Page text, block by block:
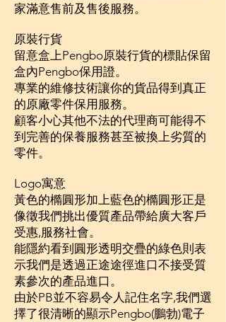
家滿意售前及售後服務。
原裝行貨
留意盒上Pengbo原裝行貨的標貼保留
盒內Pengbo保用證。
專業的維修技術讓你的貨品得到真正
的原廠零件保用服務。
顧客小心其他不法的代理商可能得不
到完善的保養服務甚至被換上劣質的
零件。
Logo寓意
黃色的橢圓形加上藍色的橢圓形正是
像徵我們挑出優質產品帶給廣大客戶
受惠,服務社會。
能隱約看到圓形透明交疊的綠色則表
示我們是透過正途途徑進口不接受質
素參次的產品進口。
由於PB並不容易令人記住名字,我們選
擇了很清晰的顯示Pengbo(鵬勃)電子